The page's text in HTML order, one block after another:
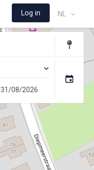
Log in NL